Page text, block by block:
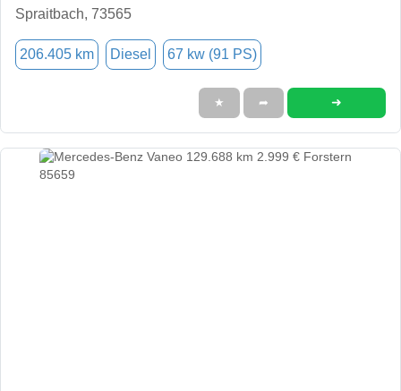
Spraitbach, 73565
206.405 km Diesel 67 kw (91 PS)
★ ➦ ➜